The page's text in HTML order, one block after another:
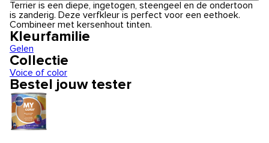
Terrier is een diepe, ingetogen, steengeel en de ondertoon
is zanderig. Deze verfkleur is perfect voor een eethoek.
Combineer met kersenhout tinten.
Kleurfamilie
Gelen
Collectie
Voice of color
Bestel jouw tester